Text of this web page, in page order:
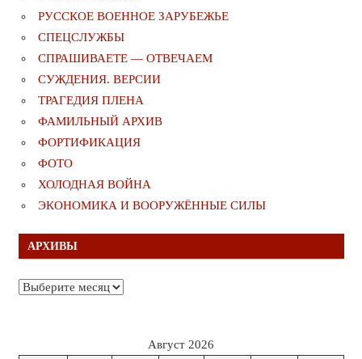
РУССКОЕ ВОЕННОЕ ЗАРУБЕЖЬЕ
СПЕЦСЛУЖБЫ
СПРАШИВАЕТЕ — ОТВЕЧАЕМ
СУЖДЕНИЯ. ВЕРСИИ
ТРАГЕДИЯ ПЛЕНА
ФАМИЛЬНЫЙ АРХИВ
ФОРТИФИКАЦИЯ
ФОТО
ХОЛОДНАЯ ВОЙНА
ЭКОНОМИКА И ВООРУЖЁННЫЕ СИЛЫ
АРХИВЫ
Архивы
Август 2026